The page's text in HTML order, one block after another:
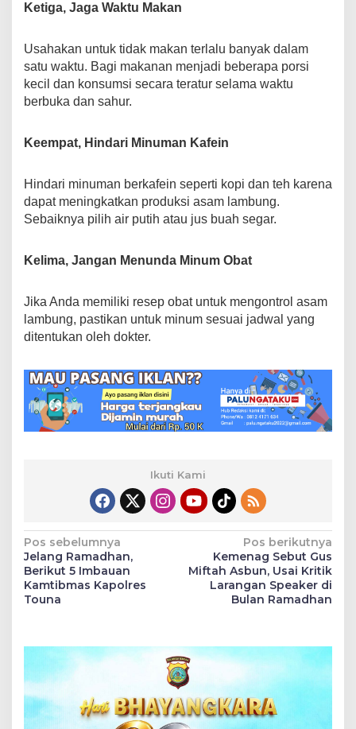
Ketiga, Jaga Waktu Makan
Usahakan untuk tidak makan terlalu banyak dalam
satu waktu. Bagi makanan menjadi beberapa porsi
kecil dan konsumsi secara teratur selama waktu
berbuka dan sahur.
Keempat, Hindari Minuman Kafein
Hindari minuman berkafein seperti kopi dan teh karena
dapat meningkatkan produksi asam lambung.
Sebaiknya pilih air putih atau jus buah segar.
Kelima, Jangan Menunda Minum Obat
Jika Anda memiliki resep obat untuk mengontrol asam
lambung, pastikan untuk minum sesuai jadwal yang
ditentukan oleh dokter.
Ikuti Kami
Navigasi
pos
Pos sebelumnya
Jelang Ramadhan,
Berikut 5 Imbauan
Kamtibmas Kapolres
Touna
Pos berikutnya
Kemenag Sebut Gus
Miftah Asbun, Usai Kritik
Larangan Speaker di
Bulan Ramadhan